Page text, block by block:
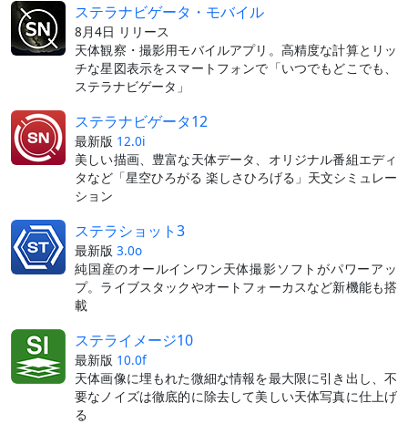
ステラナビゲータ・モバイル
8月4日 リリース
天体観察・撮影用モバイルアプリ。高精度な計算とリッ
チな星図表示をスマートフォンで「いつでもどこでも、
ステラナビゲータ」
ステラナビゲータ12
最新版 12.0i
美しい描画、豊富な天体データ、オリジナル番組エディ
タなど「星空ひろがる 楽しさひろげる」天文シミュレー
ション
ステラショット3
最新版 3.0o
純国産のオールインワン天体撮影ソフトがパワーアッ
プ。ライブスタックやオートフォーカスなど新機能も搭
載
ステライメージ10
最新版 10.0f
天体画像に埋もれた微細な情報を最大限に引き出し、不
要なノイズは徹底的に除去して美しい天体写真に仕上げ
る